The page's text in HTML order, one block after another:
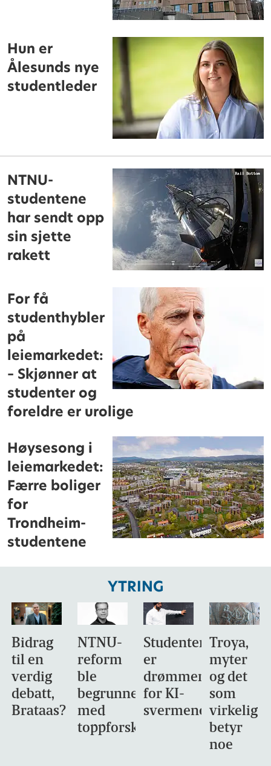
Hun er
Ålesunds nye
studentleder
NTNU-
studentene
har sendt opp
sin sjette
rakett
For få
studenthybler
på
leiemarkedet:
– Skjønner at
studenter og
foreldre er urolige
Høysesong i
leiemarkedet:
Færre boliger
for
Trondheim-
studentene
YTRING
Bidrag
til en
verdig
debatt,
Brataas?
NTNU-
reform
ble
begrunnet
med
toppforskning
Studentene
er
drømmemålet
for KI-
svermene
Troya,
myter
og det
som
virkelig
betyr
noe